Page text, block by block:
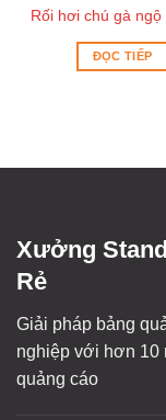
Rối hơi chú gà ngộ
ĐỌC TIẾP
Xưởng
Rẻ
Giải pháp bảng
nghiệp với hơn 10
quảng cáo